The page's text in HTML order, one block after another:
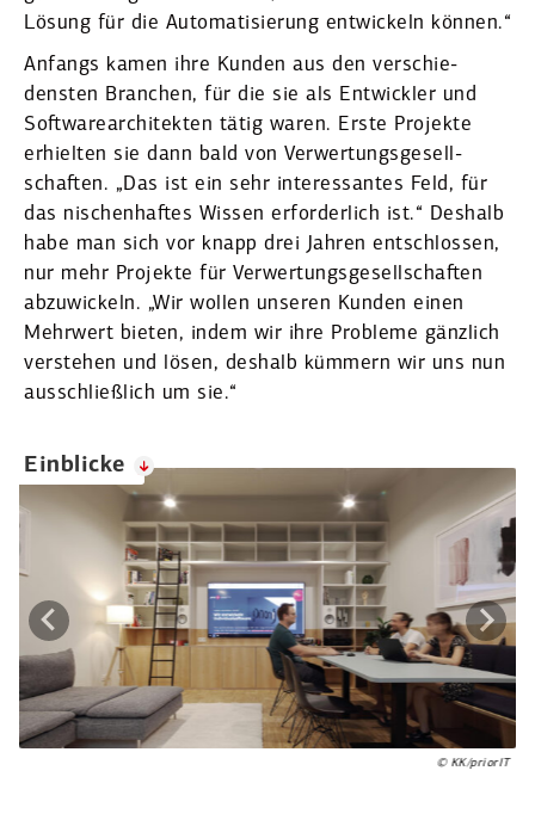
Lösung für die Automa­ti­sierung entwi­ckeln können.“
Anfangs kamen ihre Kunden aus den verschie­
densten Branchen, für die sie als Entwickler und
Software­ar­chi­tekten tätig waren. Erste Projekte
erhielten sie dann bald von Verwer­tungs­ge­sell­
schaften. „Das ist ein sehr inter­es­santes Feld, für
das nischen­haftes Wissen erfor­derlich ist.“ Deshalb
habe man sich vor knapp drei Jahren entschlossen,
nur mehr Projekte für Verwer­tungs­ge­sell­schaften
abzuwi­ckeln. „Wir wollen unseren Kunden einen
Mehrwert bieten, indem wir ihre Probleme gänzlich
verstehen und lösen, deshalb kümmern wir uns nun
ausschließlich um sie.“
Einblicke
© KK/priorIT